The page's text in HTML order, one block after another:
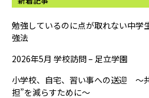
勉強しているのに点が取れない中学
強法
2026年5月 学校訪問 – 足立学園
小学校、自宅、習い事への送迎 ～
担”を減らすために～